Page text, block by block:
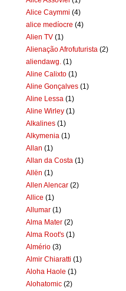
Alice Caymmi (4)
alice medíocre (4)
Alien TV (1)
Alienação Afrofuturista (2)
aliendawg. (1)
Aline Calixto (1)
Aline Gonçalves (1)
Aline Lessa (1)
Aline Wirley (1)
Alkalines (1)
Alkymenia (1)
Allan (1)
Allan da Costa (1)
Allën (1)
Allen Alencar (2)
Allice (1)
Allumar (1)
Alma Mater (2)
Alma Root's (1)
Almério (3)
Almir Chiaratti (1)
Aloha Haole (1)
Alohatomic (2)